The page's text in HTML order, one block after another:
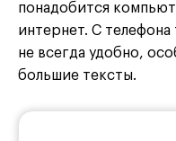
понадобится
интернет. С
не всегда удобно,
большие тексты.